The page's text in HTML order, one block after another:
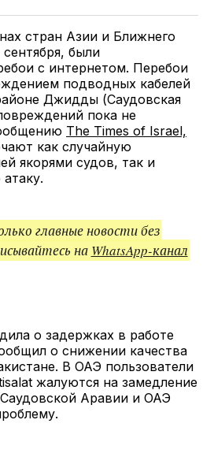
стран Азии и Ближнего
были
с интернетом. Перебои
подводных кабелей
Джидды (Саудовская
пока не
The Times of Israel,
как случайную
якорями судов, так и
главные новости без
на WhatsApp-канал
о задержках в работе
о снижении качества
В ОАЭ пользователи
жалуются на замедление
Аравии и ОАЭ